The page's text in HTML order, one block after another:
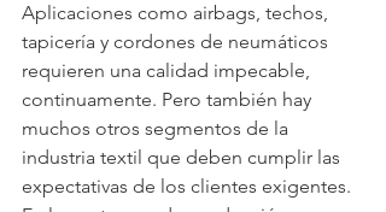
Aplicaciones como airbags, techos,
tapicería y cordones de neumáticos
requieren una calidad impecable,
continuamente. Pero también hay
muchos otros segmentos de la
industria textil que deben cumplir las
expectativas de los clientes exigentes.